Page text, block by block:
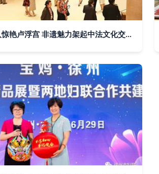
曹县江米人惊艳卢浮宫 非遗魅力架起中法文化交流新桥梁